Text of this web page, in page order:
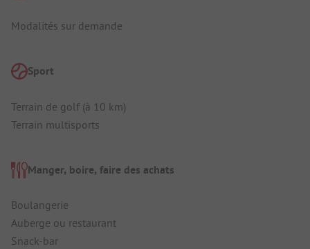
Modalités sur demande
Sport
Terrain de golf (à 10 km)
Terrain multisports
Manger, boire, faire des achats
Boulangerie
Auberge ou restaurant
Snack-bar